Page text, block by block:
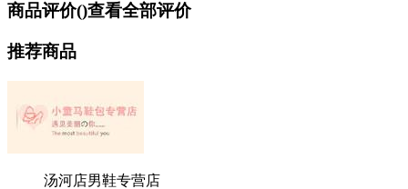
商品评价()查看全部评价
推荐商品
汤河店男鞋专营店